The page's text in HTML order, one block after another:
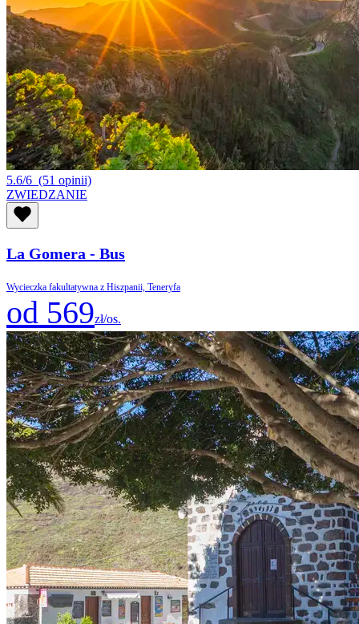
5.6/6 (51 opinii)
ZWIEDZANIE
La Gomera - Bus
Wycieczka fakultatywna z Hiszpanii, Teneryfa
od 569zł/os.